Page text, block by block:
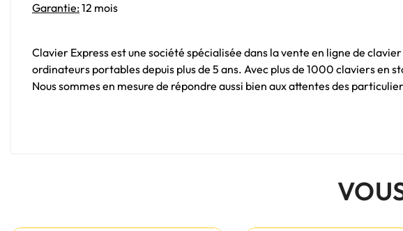
Garantie:12 mois
Clavier Express est une société spécialisée dans la vente en ligne de
ordinateurs portables depuis plus de 5 ans. Avec plus de 1000 claviers en
Nous sommes en mesure de répondre aussi bien aux attentes des